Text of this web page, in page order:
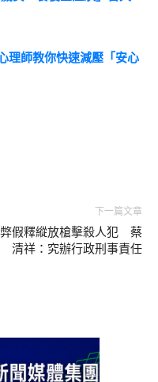
理師教你快速減壓「安心
下一篇文章
假釋縱放槍擊殺人犯 蔡
清祥：究辦行政刑事責任